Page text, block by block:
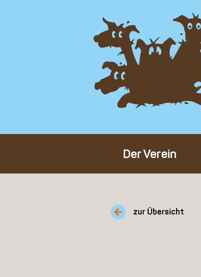
Der Verein
Über den
Unser Team
zur Übersicht